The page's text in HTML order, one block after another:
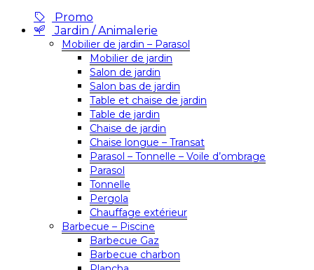
Promo
Jardin / Animalerie
Mobilier de jardin – Parasol
Mobilier de jardin
Salon de jardin
Salon bas de jardin
Table et chaise de jardin
Table de jardin
Chaise de jardin
Chaise longue – Transat
Parasol – Tonnelle – Voile d’ombrage
Parasol
Tonnelle
Pergola
Chauffage extérieur
Barbecue – Piscine
Barbecue Gaz
Barbecue charbon